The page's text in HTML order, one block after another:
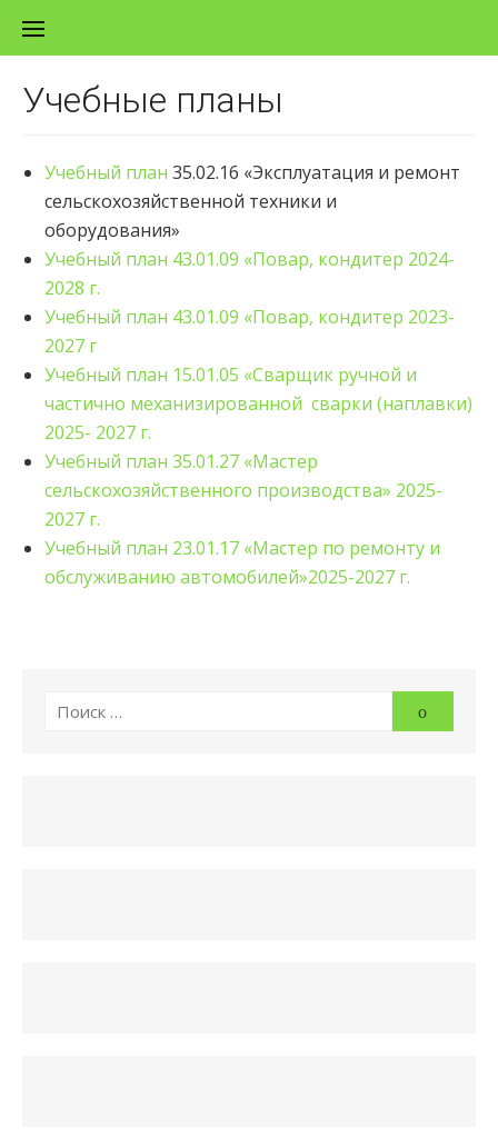
Учебные планы
Учебный план 35.02.16 «Эксплуатация и ремонт
сельскохозяйственной техники и
оборудования»
Учебный план 43.01.09 «Повар, кондитер 2024-
2028 г.
Учебный план 43.01.09 «Повар, кондитер 2023-
2027 г
Учебный план 15.01.05 «Сварщик ручной и
частично механизированной сварки (наплавки)
2025- 2027 г.
Учебный план 35.01.27 «Мастер
сельскохозяйственного производства» 2025-
2027 г.
Учебный план 23.01.17 «Мастер по ремонту и
обслуживанию автомобилей»2025-2027 г.